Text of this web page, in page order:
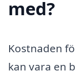
med?
Kostnaden
kan vara en